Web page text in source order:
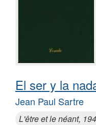
El ser y la
Jean Paul Sartre
L'être et le néant,